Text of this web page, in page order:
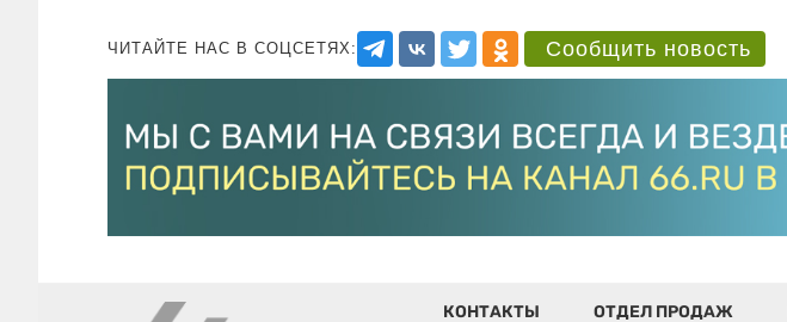
ЧИТАЙТЕ НАС В СОЦСЕТЯХ: Сообщить новость
КОНТАКТЫ ОТДЕЛ ПРОДАЖ